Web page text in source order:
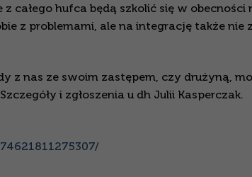
całego hufca będą szkolić się w obecności
z problemami, ale na integrację także nie
z nas ze swoim zastępem, czy drużyną,
Szczegóły i zgłoszenia u dh Julii Kasperczak.